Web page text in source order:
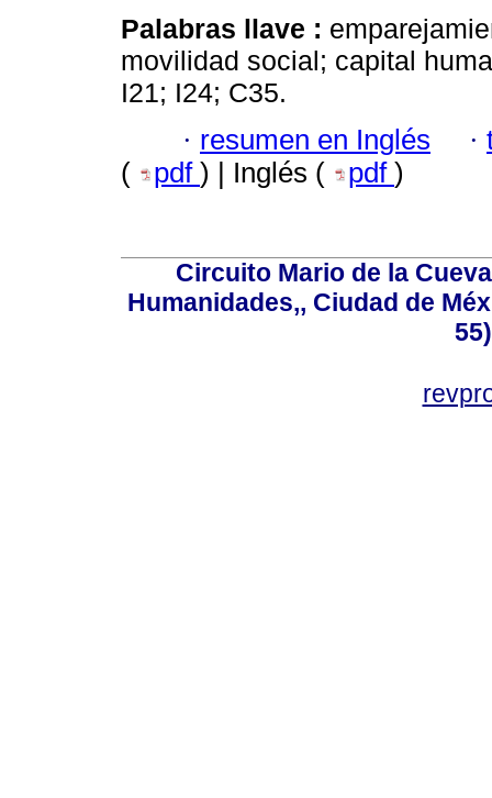
Palabras llave :
movilidad social; capital
I21; I24; C35.
· resumen en Inglés ·
(
pdf ) | Inglés ( pdf )
Circuito Mario de la
Humanidades,, Ciudad de